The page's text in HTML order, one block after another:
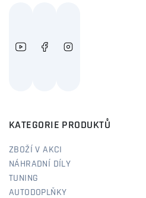
KATEGORIE PRODUKTŮ
ZBOŽÍ V AKCI
NÁHRADNÍ DÍLY
TUNING
AUTODOPLŇKY